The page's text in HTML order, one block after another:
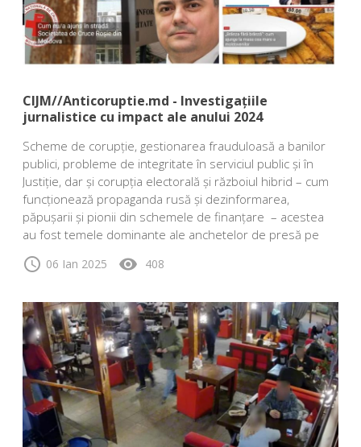
CIJM//Anticoruptie.md - Investigațiile
jurnalistice cu impact ale anului 2024
Scheme de corupție, gestionarea frauduloasă a banilor
publici, probleme de integritate în serviciul public și în
Justiție, dar și corupția electorală și războiul hibrid – cum
funcționează propaganda rusă și dezinformarea,
păpușarii și pionii din schemele de finanțare – acestea
au fost temele dominante ale anchetelor de presă pe
schedule 06 Ian 2025 visibility 408